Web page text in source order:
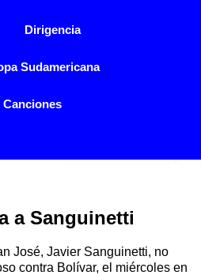
Dirigencia
Sudamericana
Canciones
a Sanguinetti
José, Javier Sanguinetti, no
contra Bolívar, el miércoles en